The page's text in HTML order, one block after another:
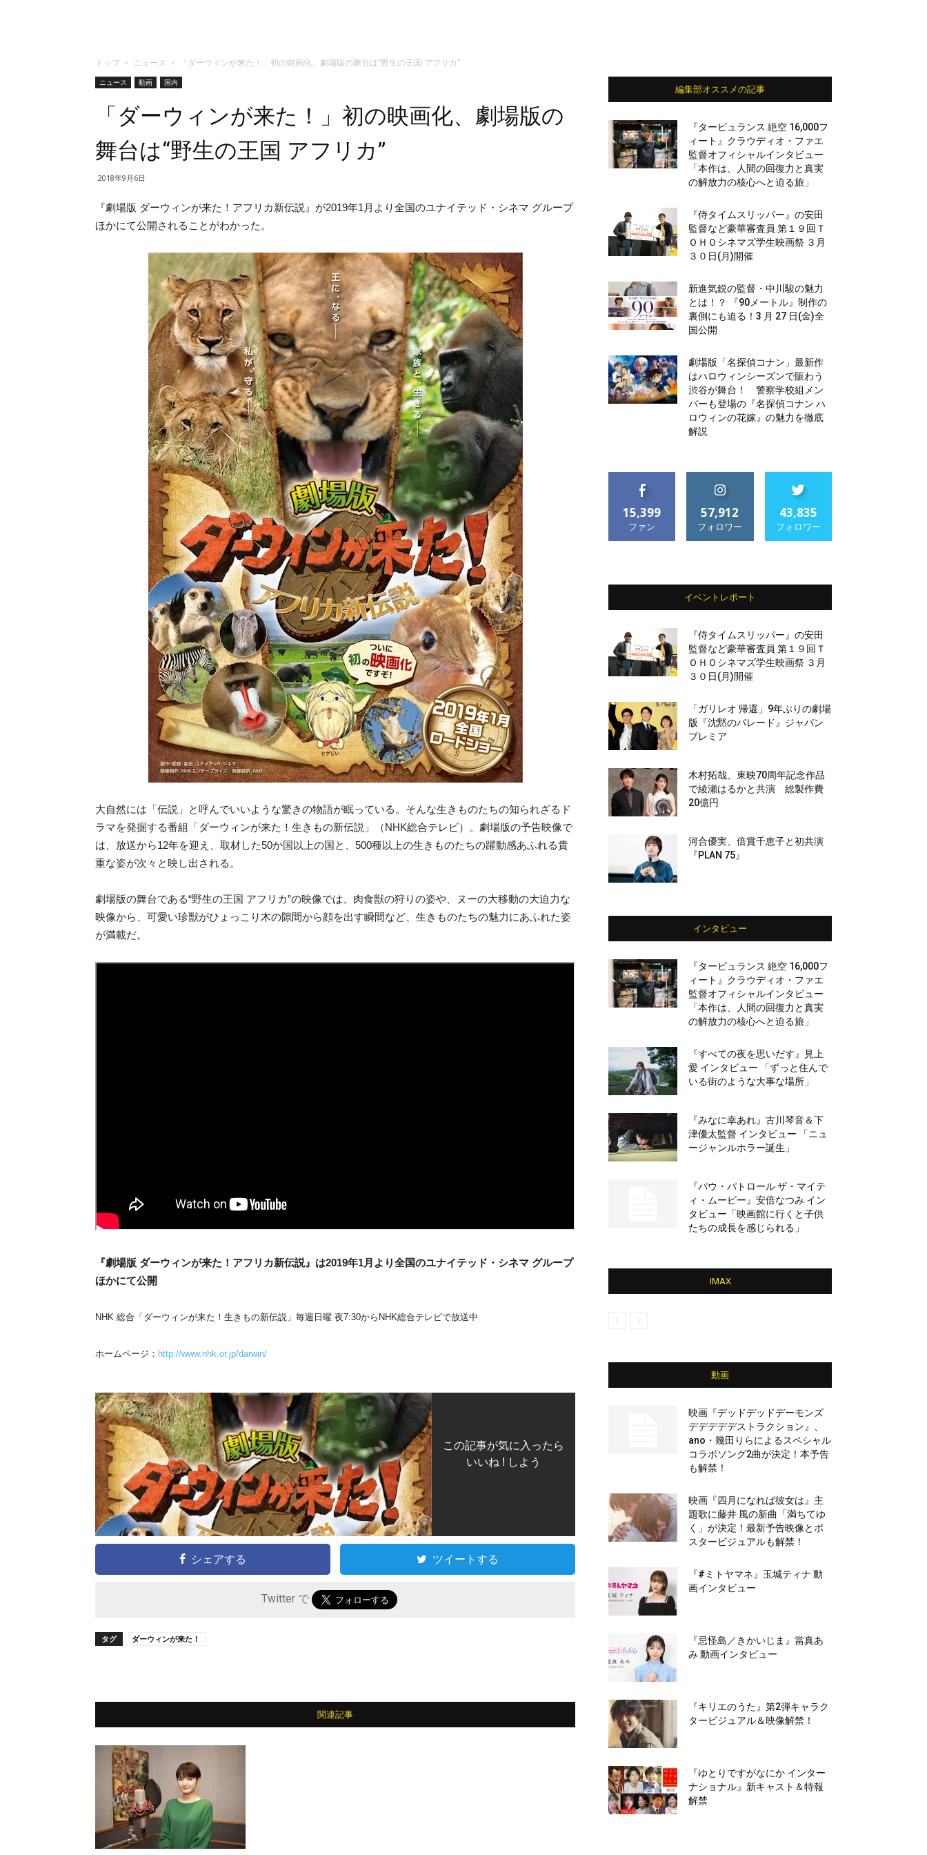
トップ ニュース 「ダーウィンが来た！」初の映画化、劇場版の舞台は“野生の王国 アフリカ”
ニュース 動画 国内
「ダーウィンが来た！」初の映画化、劇場版の
舞台は“野生の王国 アフリカ”
2018年9月6日
『劇場版 ダーウィンが来た！アフリカ新伝説』が2019年1月より全国のユナイテッド・シネマ グループ
ほかにて公開されることがわかった。
大自然には「伝説」と呼んでいいような驚きの物語が眠っている。そんな生きものたちの知られざるド
ラマを発掘する番組「ダーウィンが来た！生きもの新伝説」（NHK総合テレビ）。劇場版の予告映像で
は、放送から12年を迎え、取材した50か国以上の国と、500種以上の生きものたちの躍動感あふれる貴
重な姿が次々と映し出される。
劇場版の舞台である“野生の王国 アフリカ”の映像では、肉食獣の狩りの姿や、ヌーの大移動の大迫力な
映像から、可愛い珍獣がひょっこり木の隙間から顔を出す瞬間など、生きものたちの魅力にあふれた姿
が満載だ。
『劇場版 ダーウィンが来た！アフリカ新伝説』は2019年1月より全国のユナイテッド・シネマ グループ
ほかにて公開
NHK 総合「ダーウィンが来た！生きもの新伝説」毎週日曜 夜7:30からNHK総合テレビで放送中
ホームページ： http://www.nhk.or.jp/darwin/
この記事が気に入ったら
いいね ! しよう
シェアする ツイートする
Twitter で
タグ ダーウィンが来た！
関連記事
編集部オススメの記事
『タービュランス 絶空 16,000フ
ィート』クラウディオ・ファエ
監督オフィシャルインタビュー
「本作は、人間の回復力と真実
の解放力の核心へと迫る旅」
『侍タイムスリッパー』の安田
監督など豪華審査員 第１９回Ｔ
ＯＨＯシネマズ学生映画祭 ３月
３０日(月)開催
新進気鋭の監督・中川駿の魅力
とは！？ 『90メートル』制作の
裏側にも迫る！3 月 27 日(金)全
国公開
劇場版「名探偵コナン」最新作
はハロウィンシーズンで賑わう
渋谷が舞台！ 警察学校組メン
バーも登場の『名探偵コナン ハ
ロウィンの花嫁』の魅力を徹底
解説
15,399
ファン
57,912
フォロワー
43,835
フォロワー
イベントレポート
『侍タイムスリッパー』の安田
監督など豪華審査員 第１９回Ｔ
ＯＨＯシネマズ学生映画祭 ３月
３０日(月)開催
「ガリレオ 帰還」9年ぶりの劇場
版『沈黙のパレード』ジャパン
プレミア
木村拓哉、東映70周年記念作品
で綾瀬はるかと共演 総製作費
20億円
河合優実、倍賞千恵子と初共演
『PLAN 75』
インタビュー
『タービュランス 絶空 16,000フ
ィート』クラウディオ・ファエ
監督オフィシャルインタビュー
「本作は、人間の回復力と真実
の解放力の核心へと迫る旅」
『すべての夜を思いだす』見上
愛 インタビュー 「ずっと住んで
いる街のような大事な場所」
『みなに幸あれ』古川琴音＆下
津優太監督 インタビュー 「ニュ
ージャンルホラー誕生」
『パウ・パトロール ザ・マイテ
ィ・ムービー』安倍なつみ イン
タビュー「映画館に行くと子供
たちの成長を感じられる」
IMAX
動画
映画『デッドデッドデーモンズ
デデデデデストラクション』、
ano・幾田りらによるスペシャル
コラボソング2曲が決定！本予告
も解禁！
映画『四月になれば彼女は』主
題歌に藤井 風の新曲「満ちてゆ
く」が決定！最新予告映像とポ
スタービジュアルも解禁！
『#ミトヤマネ』玉城ティナ 動
画インタビュー
『忌怪島／きかいじま』當真あ
み 動画インタビュー
『キリエのうた』第2弾キャラク
タービジュアル＆映像解禁！
『ゆとりですがなにか インター
ナショナル』新キャスト＆特報
解禁